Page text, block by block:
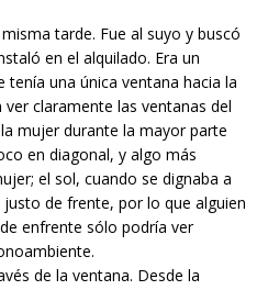
tarde. Fue al suyo y buscó
en el alquilado. Era un
una única ventana hacia la
claramente las ventanas del
mujer durante la mayor parte
en diagonal, y algo más
el sol, cuando se dignaba a
de frente, por lo que alguien
enfrente sólo podría ver
de la ventana. Desde la